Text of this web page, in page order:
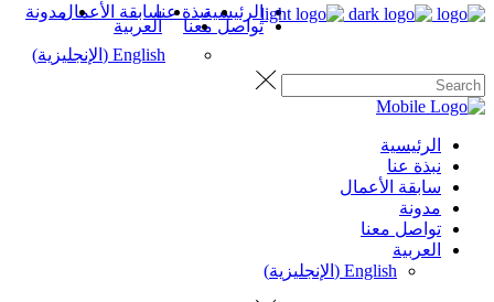
الرئيسيةنبذة عناسابقة الأعمالمدونة
تواصل معنا
العربية
English
( الإنجليزية)
الرئيسية
نبذة عنا
سابقة الأعمال
مدونة
تواصل معنا
العربية
English
( الإنجليزية)